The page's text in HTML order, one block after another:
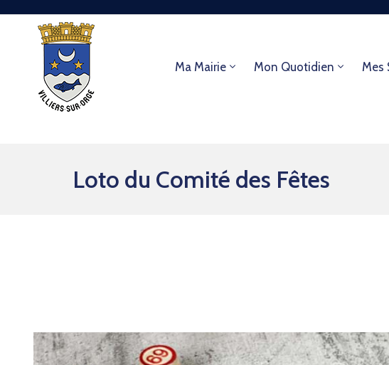
Ma Mairie Mon Quotidien Mes
Loto du Comité des Fêtes